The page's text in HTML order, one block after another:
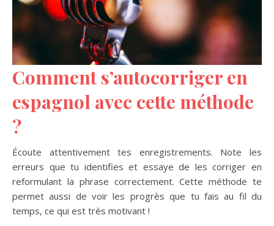
Comment s’autocorriger en
espagnol avec cette méthode
?
Écoute attentivement tes enregistrements. Note les
erreurs que tu identifies et essaye de les corriger en
reformulant la phrase correctement. Cette méthode te
permet aussi de voir les progrès que tu fais au fil du
temps, ce qui est très motivant !